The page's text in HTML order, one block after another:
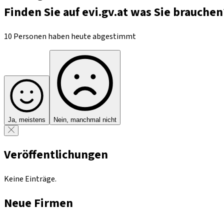
Finden Sie auf evi.gv.at was Sie
10 Personen haben heute abgestimmt
Ja, meistens Nein, manchmal nicht
Veröffentlichungen
Keine Einträge.
Neue Firmen